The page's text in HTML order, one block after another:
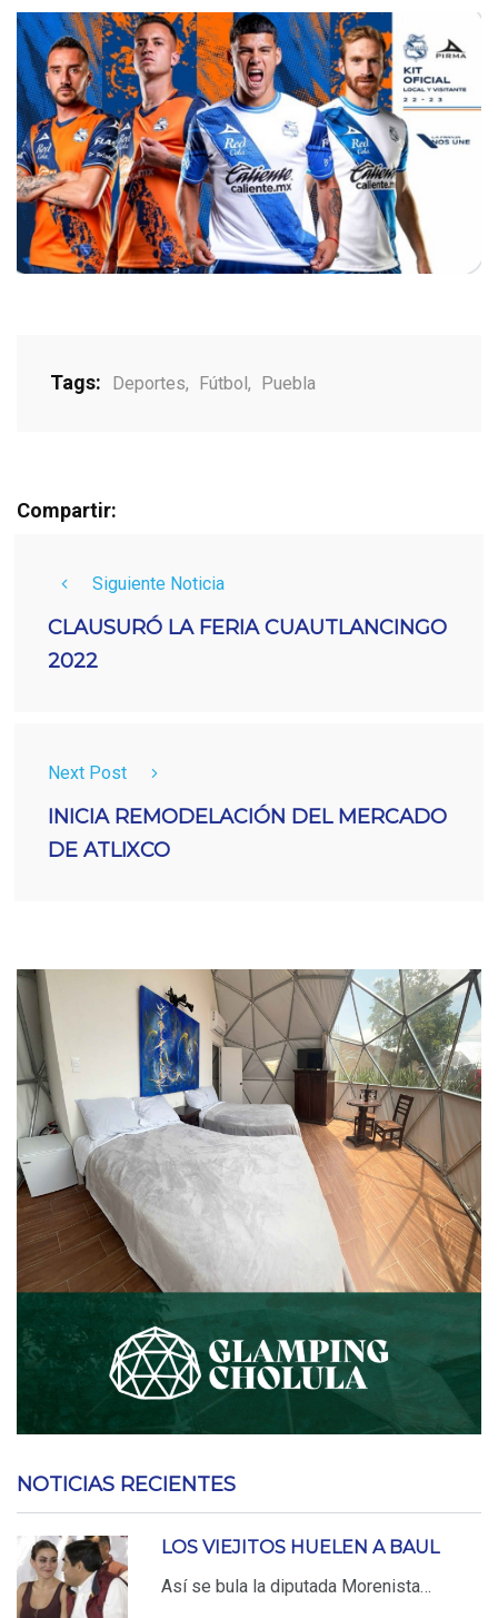
Tags: Deportes, Fútbol, Puebla
Compartir:
Siguiente Noticia
CLAUSURÓ LA FERIA CUAUTLANCINGO
2022
Next Post
INICIA REMODELACIÓN DEL MERCADO
DE ATLIXCO
NOTICIAS RECIENTES
LOS VIEJITOS HUELEN A BAUL
Así se bula la diputada Morenista…